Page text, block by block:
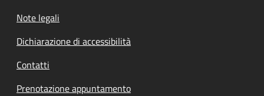
Note legali
Dichiarazione di accessibilità
Contatti
Prenotazione appuntamento